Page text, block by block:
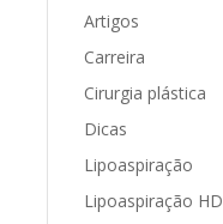
Artigos
Carreira
Cirurgia plástica
Dicas
Lipoaspiração
Lipoaspiração HD